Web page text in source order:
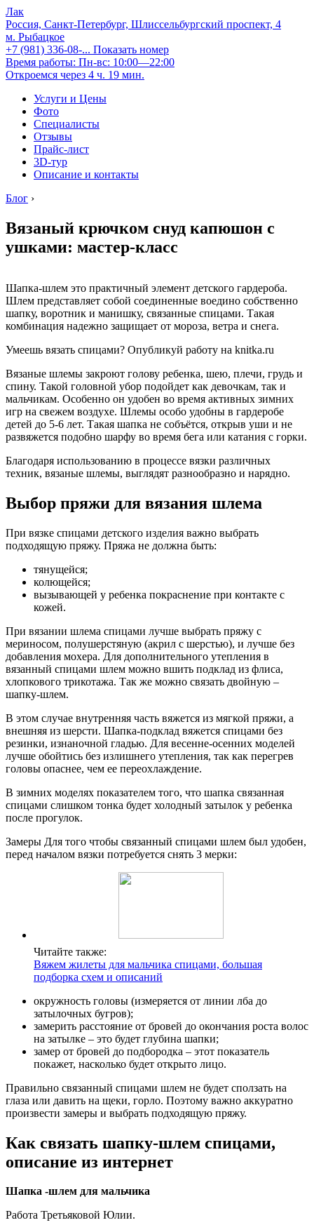
Лак
Россия, Санкт-Петербург, Шлиссельбургский проспект, 4
м. Рыбацкое
+7 (981) 336-08-... Показать номер
Время работы: Пн-вс: 10:00—22:00
Откроемся через 4 ч. 19 мин.
Услуги и Цены
Фото
Специалисты
Отзывы
Прайс-лист
3D-тур
Описание и контакты
Блог ›
Вязаный крючком снуд капюшон с
ушками: мастер-класс
Шапка-шлем это практичный элемент детского гардероба.
Шлем представляет собой соединенные воедино собственно
шапку, воротник и манишку, связанные спицами. Такая
комбинация надежно защищает от мороза, ветра и снега.
Умеешь вязать спицами? Опубликуй работу на knitka.ru
Вязаные шлемы закроют голову ребенка, шею, плечи, грудь и
спину. Такой головной убор подойдет как девочкам, так и
мальчикам. Особенно он удобен во время активных зимних
игр на свежем воздухе. Шлемы особо удобны в гардеробе
детей до 5-6 лет. Такая шапка не собъётся, открыв уши и не
развяжется подобно шарфу во время бега или катания с горки.
Благодаря использованию в процессе вязки различных
техник, вязаные шлемы, выглядят разнообразно и нарядно.
Выбор пряжи для вязания шлема
При вязке спицами детского изделия важно выбрать
подходящую пряжу. Пряжа не должна быть:
тянущейся;
колющейся;
вызывающей у ребенка покраснение при контакте с
кожей.
При вязании шлема спицами лучше выбрать пряжу с
мериносом, полушерстяную (акрил с шерстью), и лучше без
добавления мохера. Для дополнительного утепления в
вязанный спицами шлем можно вшить подклад из флиса,
хлопкового трикотажа. Так же можно связать двойную –
шапку-шлем.
В этом случае внутренняя часть вяжется из мягкой пряжи, а
внешняя из шерсти. Шапка-подклад вяжется спицами без
резинки, изнаночной гладью. Для весенне-осенних моделей
лучше обойтись без излишнего утепления, так как перегрев
головы опаснее, чем ее переохлаждение.
В зимних моделях показателем того, что шапка связанная
спицами слишком тонка будет холодный затылок у ребенка
после прогулок.
Замеры Для того чтобы связанный спицами шлем был удобен,
перед началом вязки потребуется снять 3 мерки:
Читайте также:
Вяжем жилеты для мальчика спицами, большая
подборка схем и описаний
окружность головы (измеряется от линии лба до
затылочных бугров);
замерить расстояние от бровей до окончания роста волос
на затылке – это будет глубина шапки;
замер от бровей до подбородка – этот показатель
покажет, насколько будет открыто лицо.
Правильно связанный спицами шлем не будет сползать на
глаза или давить на щеки, горло. Поэтому важно аккуратно
произвести замеры и выбрать подходящую пряжу.
Как связать шапку-шлем спицами,
описание из интернет
Шапка -шлем для мальчика
Работа Третьяковой Юлии.